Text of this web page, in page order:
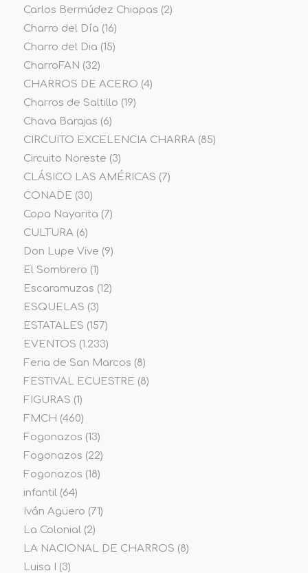
Carlos Bermúdez Chiapas (2)
Charro del Día (16)
Charro del Dia (15)
CharroFAN (32)
CHARROS DE ACERO (4)
Charros de Saltillo (19)
Chava Barajas (6)
CIRCUITO EXCELENCIA CHARRA(85)
Circuito Noreste (3)
CLÁSICO LAS AMÉRICAS (7)
CONADE (30)
Copa Nayarita (7)
CULTURA(6)
Don Lupe Vive (9)
El Sombrero (1)
Escaramuzas (12)
ESQUELAS (3)
ESTATALES (157)
EVENTOS (1.233)
Feria de San Marcos (8)
FESTIVAL ECUESTRE (8)
FIGURAS (1)
FMCH (460)
Fogonazos (13)
Fogonazos (22)
Fogonazos (18)
infantil(64)
Iván Agüero (71)
La Colonial(2)
LA NACIONAL DE CHARROS (8)
Luisa I
(3)